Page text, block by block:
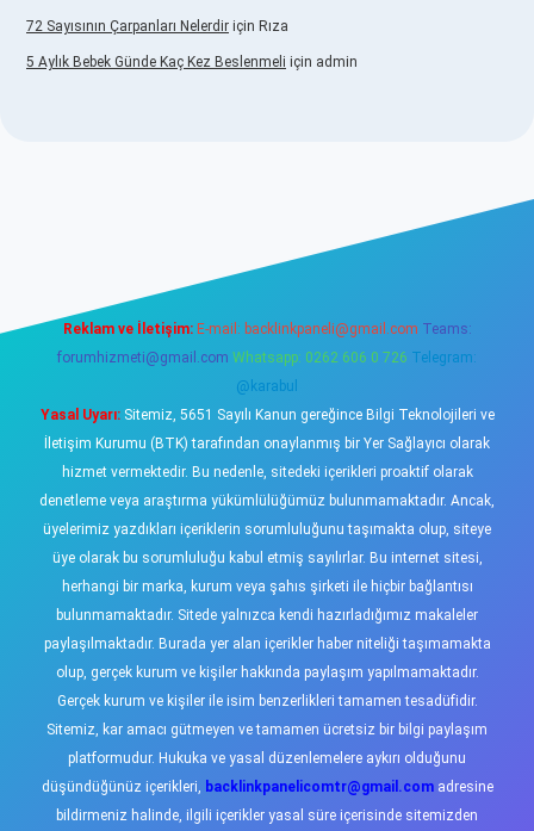
72 Sayısının Çarpanları Nelerdir için Rıza
5 Aylık Bebek Günde Kaç Kez Beslenmeli için admin
Reklam ve İletişim: E-mail: backlinkpaneli@gmail.com Teams:
forumhizmeti@gmail.com Whatsapp: 0262 606 0 726 Telegram:
@karabul
Yasal Uyarı:Sitemiz, 5651 Sayılı Kanun gereğince Bilgi Teknolojileri ve
İletişim Kurumu (BTK) tarafından onaylanmış bir Yer Sağlayıcı olarak
hizmet vermektedir. Bu nedenle, sitedeki içerikleri proaktif olarak
denetleme veya araştırma yükümlülüğümüz bulunmamaktadır. Ancak,
üyelerimiz yazdıkları içeriklerin sorumluluğunu taşımakta olup, siteye
üye olarak bu sorumluluğu kabul etmiş sayılırlar. Bu internet sitesi,
herhangi bir marka, kurum veya şahıs şirketi ile hiçbir bağlantısı
bulunmamaktadır. Sitede yalnızca kendi hazırladığımız makaleler
paylaşılmaktadır. Burada yer alan içerikler haber niteliği taşımamakta
olup, gerçek kurum ve kişiler hakkında paylaşım yapılmamaktadır.
Gerçek kurum ve kişiler ile isim benzerlikleri tamamen tesadüfidir.
Sitemiz, kar amacı gütmeyen ve tamamen ücretsiz bir bilgi paylaşım
platformudur. Hukuka ve yasal düzenlemelere aykırı olduğunu
düşündüğünüz içerikleri, backlinkpanelicomtr@gmail.comadresine
bildirmeniz halinde, ilgili içerikler yasal süre içerisinde sitemizden